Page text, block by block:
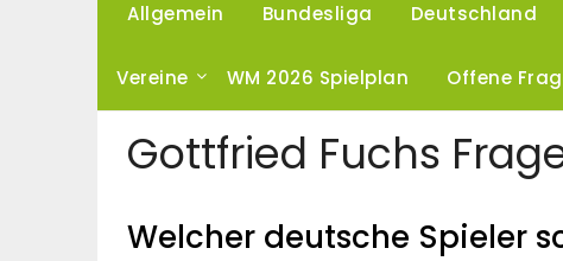
Allgemein Bundesliga Deutschland
Vereine WM 2026 Spielplan Offene
Gottfried Fuchs
Welcher deutsche Spieler